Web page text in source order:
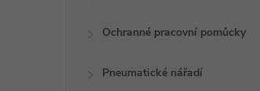
Ochranné pracovní pomůcky
Pneumatické nářadí